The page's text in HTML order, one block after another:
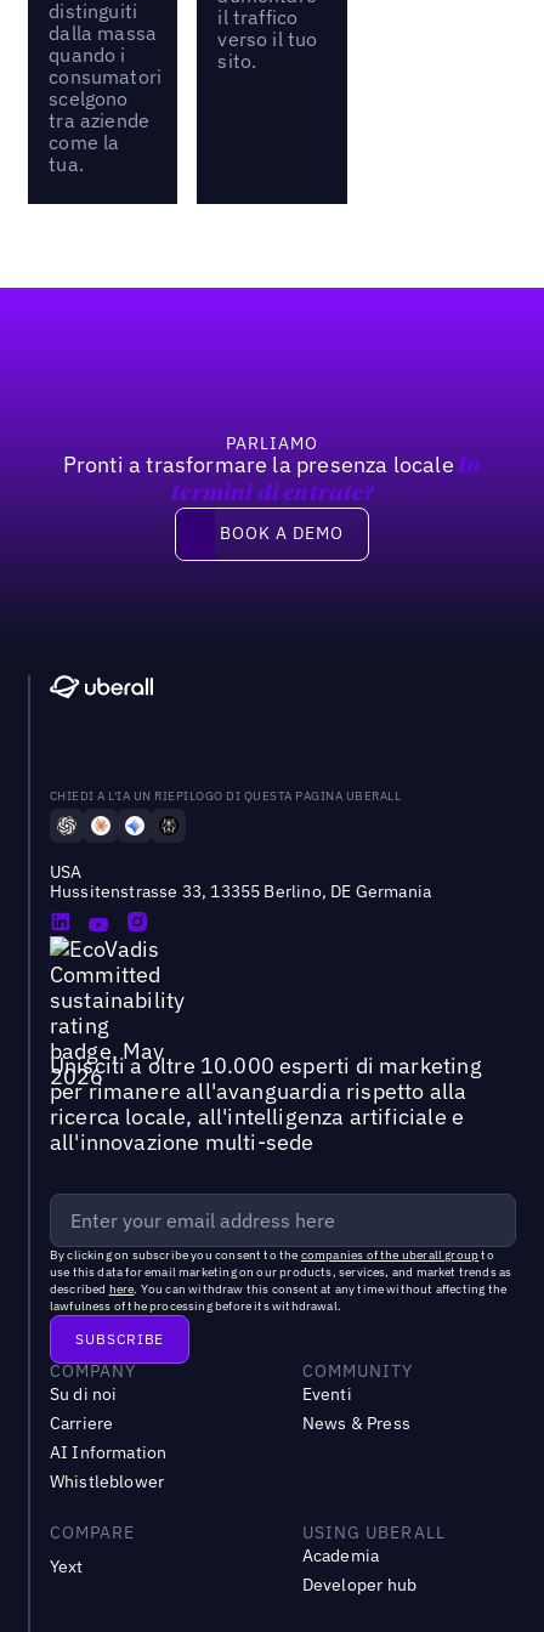
distinguiti
dalla massa
quando i
consumatori
scelgono
tra aziende
come la
tua.
il traffico
verso il tuo
sito.
PARLIAMO
Pronti a trasformare la presenza locale In
termini di entrate?
Book a demo
BOOK A DEMO
CHIEDI A L'IA UN RIEPILOGO DI QUESTA PAGINA UBERALL
USA
Hussitenstrasse 33, 13355 Berlino, DE Germania
Unisciti a oltre 10.000 esperti di marketing
per rimanere all'avanguardia rispetto alla
ricerca locale, all'intelligenza artificiale e
all'innovazione multi-sede
By clicking on subscribe you consent to the companies of the uberall groupto
use this data for email marketing on our products, services, and market trends as
described here. You can withdraw this consent at any time without affecting the
lawfulness of the processing before its withdrawal.
COMPANY
Su di noi
Carriere
AI Information
Whistleblower
COMMUNITY
Eventi
News & Press
COMPARE
Yext
USING UBERALL
Academia
Developer hub